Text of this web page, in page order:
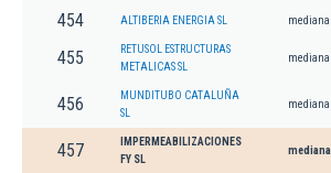
454 ALTIBERIA ENERGIA SL mediana
455
RETUSOL ESTRUCTURAS
METALICAS SL
mediana
456
MUNDITUBO CATALUÑA
SL
mediana
457
IMPERMEABILIZACIONES
FY SL
mediana